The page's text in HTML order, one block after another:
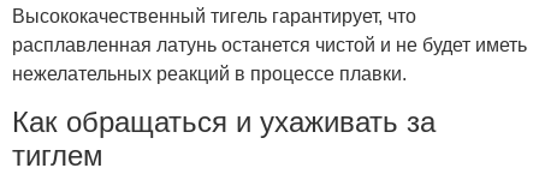
Высококачественный тигель гарантирует, что
расплавленная латунь останется чистой и не будет иметь
нежелательных реакций в процессе плавки.
Как обращаться и ухаживать за
тиглем